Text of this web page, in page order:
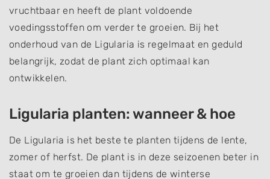
vruchtbaar en heeft de plant voldoende
voedingsstoffen om verder te groeien. Bij het
onderhoud van de Ligularia is regelmaat en geduld
belangrijk, zodat de plant zich optimaal kan
ontwikkelen.
Ligularia planten: wanneer & hoe
De Ligularia is het beste te planten tijdens de lente,
zomer of herfst. De plant is in deze seizoenen beter in
staat om te groeien dan tijdens de winterse